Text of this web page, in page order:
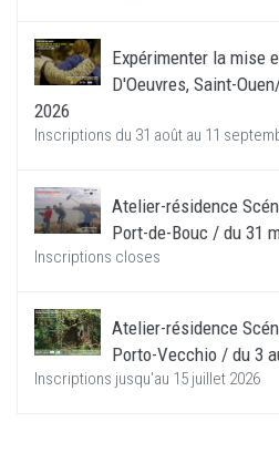
Expérimenter la mise
D'Oeuvres, Saint-
2026
Inscriptions du 31 août au 11
Atelier-résidence
Port-de-Bouc / du 31
Inscriptions closes
Atelier-résidence
Porto-Vecchio / du 3
Inscriptions jusqu'au 15 juillet 2026